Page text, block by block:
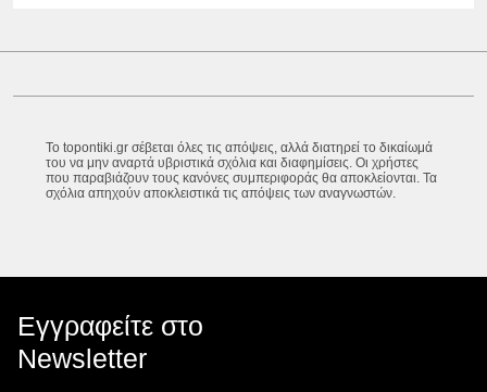
Το topontiki.gr σέβεται όλες τις απόψεις, αλλά διατηρεί το δικαίωμά
του να μην αναρτά υβριστικά σχόλια και διαφημίσεις. Οι χρήστες
που παραβιάζουν τους κανόνες συμπεριφοράς θα αποκλείονται. Τα
σχόλια απηχούν αποκλειστικά τις απόψεις των αναγνωστών.
Εγγραφείτε στο
Newsletter